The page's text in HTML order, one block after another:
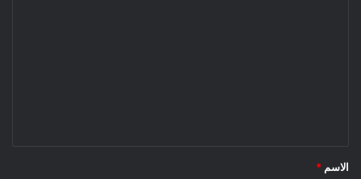
*
الاسم *